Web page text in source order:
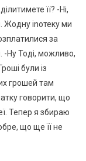
її? -Ні,
Жодну іnотеку ми
за
-Ну Тоді, можливо,
були із
грошей там
говорити, що
Тепер я збираю
що ще її не